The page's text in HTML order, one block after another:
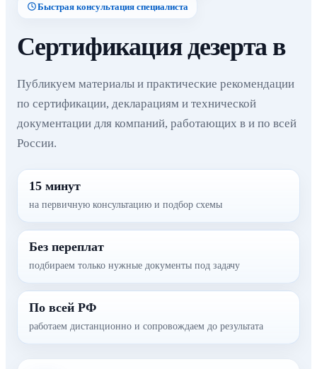
Быстрая консультация специалиста
Сертификация дезерта в
Публикуем материалы и практические рекомендации
по сертификации, декларациям и технической
документации для компаний, работающих в и по всей
России.
15 минут
на первичную консультацию и подбор схемы
Без переплат
подбираем только нужные документы под задачу
По всей РФ
работаем дистанционно и сопровождаем до результата